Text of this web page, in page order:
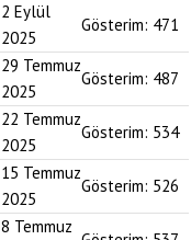
2 Eylül
2025
Gösterim: 471
29 Temmuz
2025
Gösterim: 487
22 Temmuz
2025
Gösterim: 534
15 Temmuz
2025
Gösterim: 526
8 Temmuz